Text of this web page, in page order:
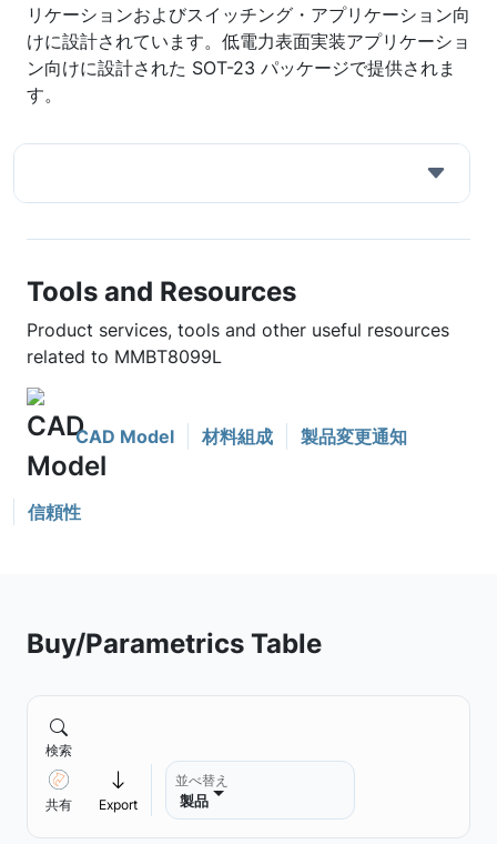
リケーションおよびスイッチング・アプリケーション向
けに設計されています。低電力表面実装アプリケーショ
ン向けに設計された SOT-23 パッケージで提供されま
す。
Tools and Resources
Product services, tools and other useful resources
related to MMBT8099L
CAD Model 材料組成 製品変更通知
信頼性
Buy/Parametrics Table
検索
共有 Export
並べ替え
製品